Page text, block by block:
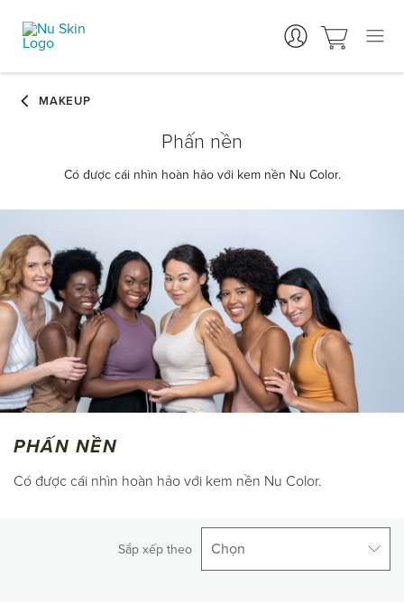
Phấn nền
Có được cái nhìn hoàn hảo với kem nền Nu Color.
PHẤN NỀN
Có được cái nhìn hoàn hảo với kem nền Nu Color.
Sắp xếp theo Chọn